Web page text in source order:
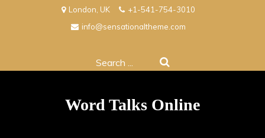
London, UK
+1-541-754-3010
info@sensationaltheme.com
Search
Word Talks Online